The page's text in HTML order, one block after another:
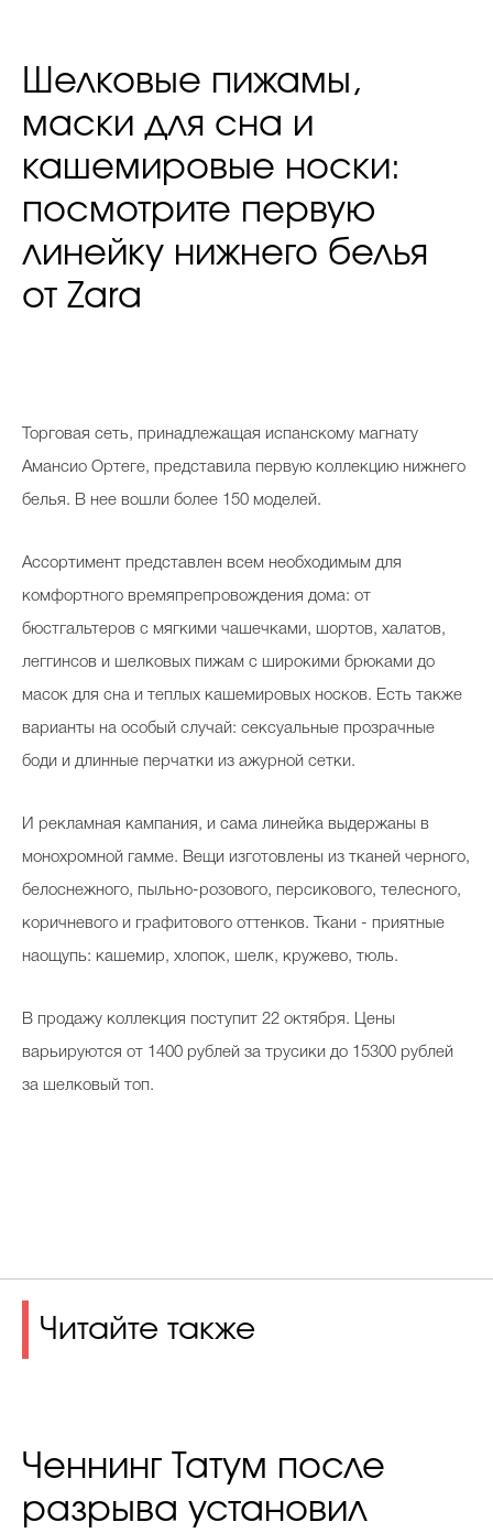
Шелковые пижамы,
маски для сна и
кашемировые носки:
посмотрите первую
линейку нижнего белья
от Zara
Торговая сеть, принадлежащая испанскому магнату
Амансио Ортеге, представила первую коллекцию нижнего
белья. В нее вошли более 150 моделей.
Ассортимент представлен всем необходимым для
комфортного времяпрепровождения дома: от
бюстгальтеров с мягкими чашечками, шортов, халатов,
леггинсов и шелковых пижам с широкими брюками до
масок для сна и теплых кашемировых носков. Есть также
варианты на особый случай: сексуальные прозрачные
боди и длинные перчатки из ажурной сетки.
И рекламная кампания, и сама линейка выдержаны в
монохромной гамме. Вещи изготовлены из тканей черного,
белоснежного, пыльно-розового, персикового, телесного,
коричневого и графитового оттенков. Ткани - приятные
наощупь: кашемир, хлопок, шелк, кружево, тюль.
В продажу коллекция поступит 22 октября. Цены
варьируются от 1400 рублей за трусики до 15300 рублей
за шелковый топ.
Читайте также
Ченнинг Татум после
разрыва установил